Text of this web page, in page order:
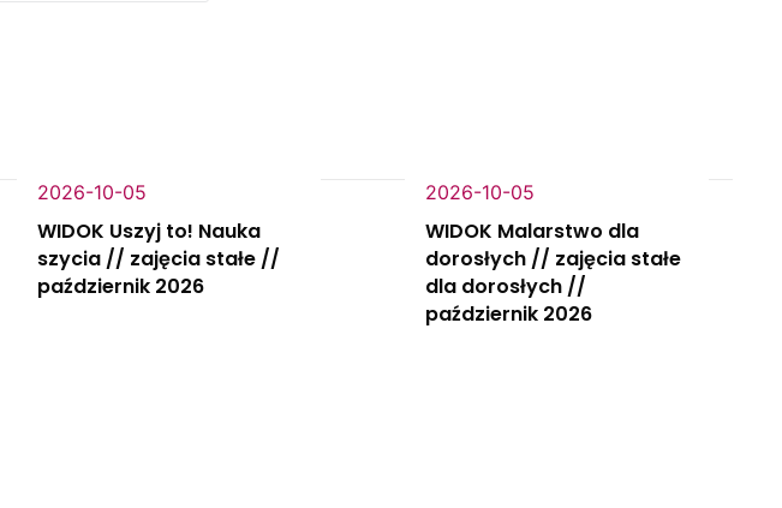
2026-10-05
WIDOK Uszyj to! Nauka
szycia // zajęcia stałe //
październik 2026
2026-10-05
WIDOK Malarstwo dla
dorosłych // zajęcia stałe
dla dorosłych //
październik 2026